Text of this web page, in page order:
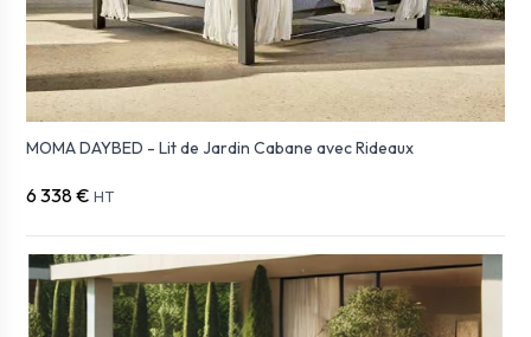
MOMA DAYBED - Lit de Jardin Cabane avec Rideaux
6 338 € HT